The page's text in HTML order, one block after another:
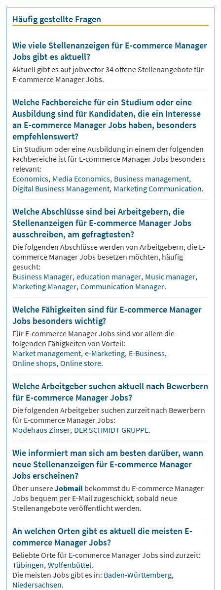
Häufig gestellte Fragen
Wie viele Stellenanzeigen für E-commerce Manager
Jobs gibt es aktuell?
Aktuell gibt es auf jobvector34offene Stellenangebote für
E-commerce Manager Jobs.
Welche Fachbereiche für ein Studium oder eine
Ausbildung sind für Kandidaten, die ein Interesse
an E-commerce Manager Jobs haben, besonders
empfehlenswert?
Ein Studium oder eine Ausbildung in einem der folgenden
Fachbereiche ist für E-commerce ManagerJobs besonders
relevant:
Economics, Media Economics, Business management,
Digital Business Management, Marketing Communication.
Welche Abschlüsse sind bei Arbeitgebern, die
Stellenanzeigen für E-commerce Manager Jobs
ausschreiben, am gefragtesten?
Die folgenden Abschlüsse werden von Arbeitgebern, die E-
commerce ManagerJobs besetzen möchten, häufig
gesucht:
Business Manager, education manager, Music manager,
Marketing Manager, Communication Manager.
Welche Fähigkeiten sind für E-commerce Manager
Jobs besonders wichtig?
Für E-commerce ManagerJobs sind vor allem die
folgenden Fähigkeiten von Vorteil:
Market management, e-Marketing, E-Business,
Online shops, Online store.
Welche Arbeitgeber suchen aktuell nach Bewerbern
für E-commerce Manager Jobs?
Die folgenden Arbeitgeber suchen zurzeit nach Bewerbern
für E-commerce ManagerJobs:
Modehaus Zinser, DER SCHMIDT GRUPPE.
Wie informiert man sich am besten darüber, wann
neue Stellenanzeigen für E-commerce Manager
Jobs erscheinen?
Über unsereJobmail bekommst du E-commerce Manager
Jobs bequem per E-Mail zugeschickt, sobald neue
Stellenangebote veröffentlicht werden.
An welchen Orten gibt es aktuell die meisten E-
commerce Manager Jobs?
Beliebte Orte für E-commerce ManagerJobs sind zurzeit:
Tübingen, Wolfenbüttel.
Die meisten Jobs gibt es in: Baden-Württemberg,
Niedersachsen.